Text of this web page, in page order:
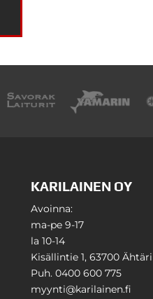
KARILAINEN OY
Avoinna:
ma-pe 9-17
la 10-14
Kisällintie 1, 63700 Ähtäri
Puh. 0400 600 775
myynti@karilainen.fi